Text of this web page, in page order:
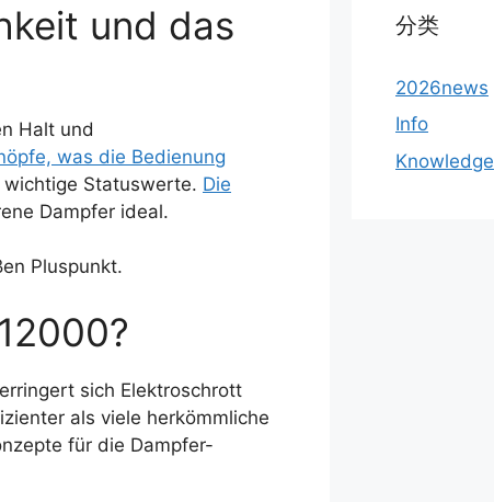
und das
Halt und
was die Bedienung
Statuswerte. Die
Dampfer ideal.
Pluspunkt.
sich Elektroschrott
als viele herkömmliche
für die Dampfer-
分类
2026news
Info
Knowledge